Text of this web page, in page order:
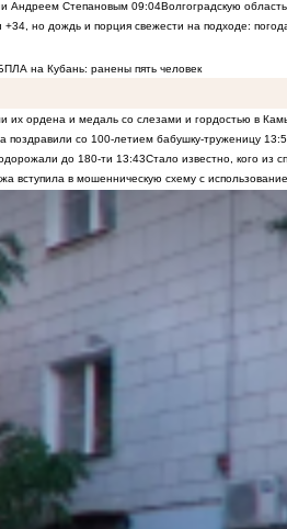
Андреем Степановым 09:04Волгоградскую
+34, но дождь и порция свежести на подходе:
на Кубань: ранены пять человек
их ордена и медаль со слезами и гордостью в
поздравили со 100-летием бабушку-труженицу
до 180-ти 13:43Стало известно, кого из
вступила в мошенническую схему с